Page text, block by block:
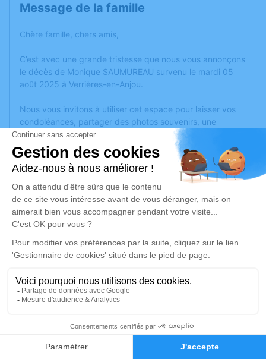
Faire-part Hommages
Message de la famille
Chère famille, chers amis,
C’est avec une grande tristesse que nous vous annonçons
le décès de Monique SAUMUREAU survenu le mardi 05
août 2025 à Verrières-en-Anjou.
Nous vous invitons à utiliser cet espace pour laisser vos
condoléances, partager des photos souvenirs, une
anecdote ou exprimer vos pensées à travers des poèmes
ou des textes. Cet endroit est un lieu d'expression dédié à
honorer la mémoire de Monique SAUMUREAU.
Un service de plantation d’arbre hommage estdisponible
ici.
samedi 09 août 2025 à 10h00
Église Saint Sylvain d'Anjou de Verrières-en-
Rue du Maréchal Leclerc
49480 Verrières-en-Anjou